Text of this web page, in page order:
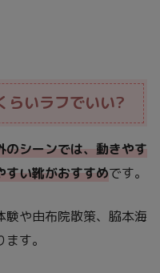
いラフでいい?
のシーンでは、動きやす
すい靴がおすすめです。
験や由布院散策、脇本海
す。